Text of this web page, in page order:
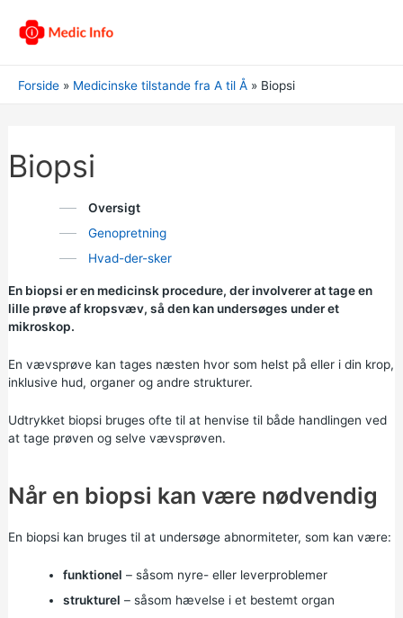
Forside Medicinske tilstande fra A til Å Biopsi
Biopsi
Oversigt
Genopretning
Hvad-der-sker
En biopsi er en medicinsk procedure, der involverer at tage en
lille prøve af kropsvæv, så den kan undersøges under et
mikroskop.
En vævsprøve kan tages næsten hvor som helst på eller i din krop,
inklusive hud, organer og andre strukturer.
Udtrykket biopsi bruges ofte til at henvise til både handlingen ved
at tage prøven og selve vævsprøven.
Når en biopsi kan være nødvendig
En biopsi kan bruges til at undersøge abnormiteter, som kan være:
funktionel – såsom nyre- eller leverproblemer
strukturel – såsom hævelse i et bestemt organ